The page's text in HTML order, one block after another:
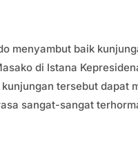
menyambut baik
di Istana
tersebut dapat
sangat-sangat